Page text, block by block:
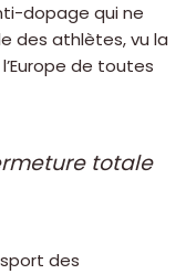
dopage qui ne
des athlètes, vu la
de toutes
totale
des